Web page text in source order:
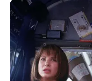
Analyse et
Quinté par Stéphane
Voir
L’accès au site est
pour nous soutenir